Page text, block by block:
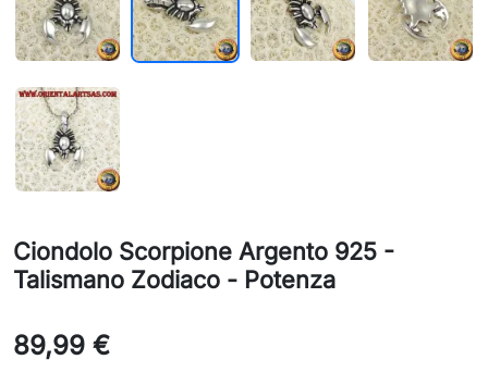
Ciondolo Scorpione Argento 925 -
Talismano Zodiaco - Potenza
89,99 €